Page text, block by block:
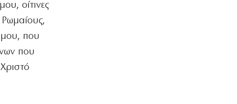
οίτινες
Ρωμαίους,
μου, που
που